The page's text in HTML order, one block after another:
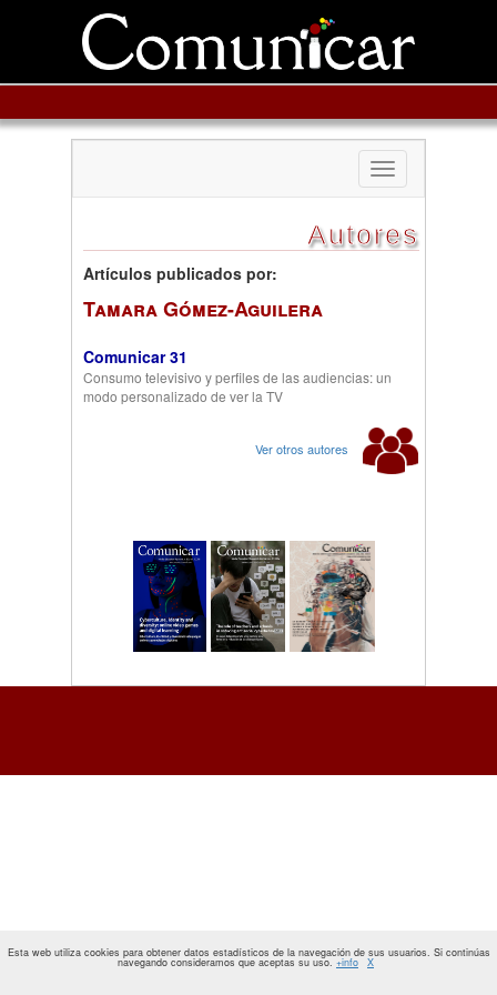
Toggle
navigation
Autores
Artículos publicados por:
Tamara Gómez-Aguilera
Comunicar 31
Consumo televisivo y perfiles de las audiencias: un
modo personalizado de ver la TV
Ver otros autores
Esta web utiliza cookies para obtener datos estadísticos de la navegación de sus usuarios. Si continúas
navegando consideramos que aceptas su uso. +info X